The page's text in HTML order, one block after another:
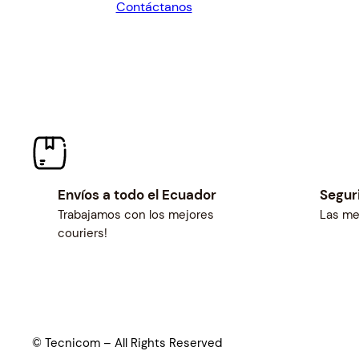
$260.82.$241.50.
Contáctanos
Envíos a todo el Ecuador
Trabajamos con los mejores
couriers!
Las
© Tecnicom – All Rights Reserved